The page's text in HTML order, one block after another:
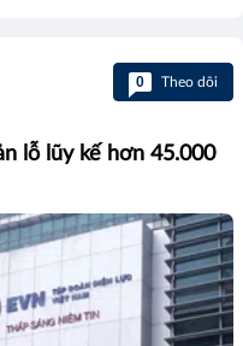
0 Theo dõi
lỗ lũy kế hơn 45.000